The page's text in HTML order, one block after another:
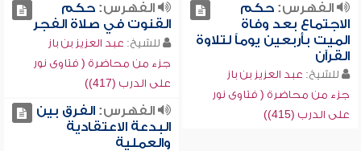
الفهرس:حكم
الاجتماع بعد وفاة
الميت بأربعين يوماً لتلاوة
القرآن
للشيخ: عبد العزيز بن باز
جزء من محاضرة ( فتاوى نور
على الدرب (415))
الفهرس:حكم
القنوت في صلاة الفجر
للشيخ: عبد العزيز بن باز
جزء من محاضرة ( فتاوى نور
على الدرب (417))
الفهرس:الفرق بين
البدعة الاعتقادية
والعملية